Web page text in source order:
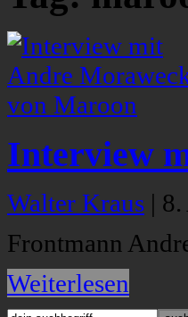
Interview
Walter Kraus |
Frontmann
Weiterlesen